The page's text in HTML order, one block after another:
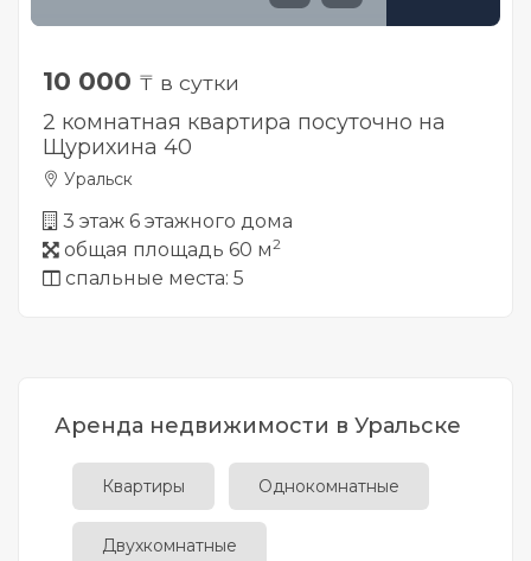
10 000 ₸ в сутки
2 комнатная квартира посуточно на
Щурихина 40
Уральск
3 этаж 6 этажного дома
общая площадь 60 м2
спальные места: 5
Аренда недвижимости в Уральске
Квартиры Однокомнатные
Двухкомнатные